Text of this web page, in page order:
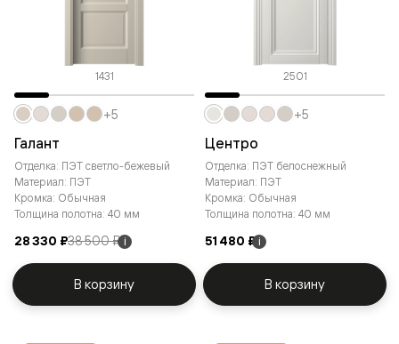
1431
Галант
Отделка: ПЭТ светло-бежевый
Материал: ПЭТ
Кромка: Обычная
Толщина полотна: 40 мм
28 330 ₽38 500 ₽ i
+5
В корзину
2501
Центро
Отделка: ПЭТ белоснежный
Материал: ПЭТ
Кромка: Обычная
Толщина полотна: 40 мм
51 480 ₽ i
+5
В корзину